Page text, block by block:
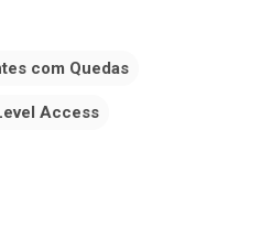
com Quedas
Access